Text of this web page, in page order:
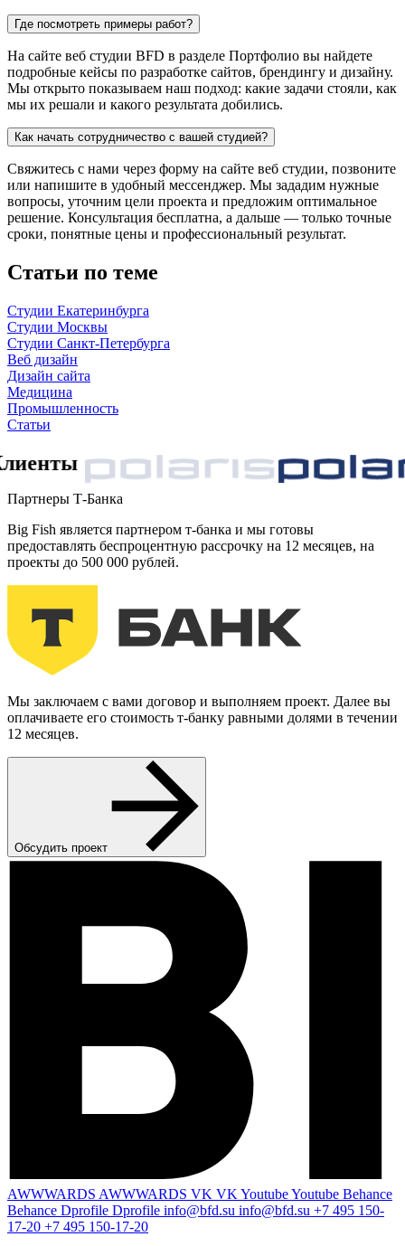
Где посмотреть примеры работ?
На сайте веб студии BFD в разделе Портфолио вы найдете
подробные кейсы по разработке сайтов, брендингу и дизайну.
Мы открыто показываем наш подход: какие задачи стояли, как
мы их решали и какого результата добились.
Как начать сотрудничество с вашей студией?
Свяжитесь с нами через форму на сайте веб студии, позвоните
или напишите в удобный мессенджер. Мы зададим нужные
вопросы, уточним цели проекта и предложим оптимальное
решение. Консультация бесплатна, а дальше — только точные
сроки, понятные цены и профессиональный результат.
Статьи по теме
Студии Екатеринбурга
Студии Москвы
Студии Санкт-Петербурга
Веб дизайн
Дизайн сайта
Медицина
Промышленность
Статьи
Клиенты
Партнеры Т-Банка
Big Fish является партнером т-банка и мы готовы
предоставлять беспроцентную рассрочку на 12 месяцев, на
проекты до 500 000 рублей.
Мы заключаем с вами договор и выполняем проект. Далее вы
оплачиваете его стоимость т-банку равными долями в течении
12 месяцев.
Обсудить проект
AWWWARDS AWWWARDS VK VK YoutubeYoutube Behance
Behance Dprofile Dprofile info@bfd.su info@bfd.su +7 495 150-
17-20 +7 495 150-17-20